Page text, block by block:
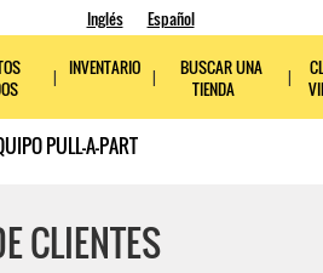
Inglés Español
INVENTARIO
BUSCAR UNA
TIENDA
PULL-A-PART
CLIENTES